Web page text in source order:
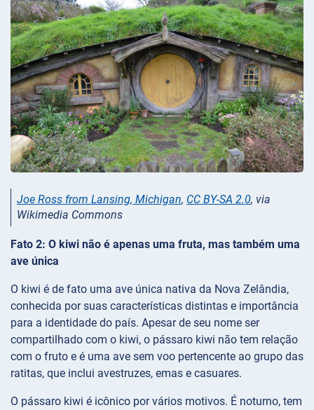
Joe Ross from Lansing, Michigan, CC BY-SA 2.0, via
Wikimedia Commons
Fato 2: O kiwi não é apenas uma fruta, mas também uma
ave única
O kiwi é de fato uma ave única nativa da Nova Zelândia,
conhecida por suas características distintas e importância
para a identidade do país. Apesar de seu nome ser
compartilhado com o kiwi, o pássaro kiwi não tem relação
com o fruto e é uma ave sem voo pertencente ao grupo das
ratitas, que inclui avestruzes, emas e casuares.
O pássaro kiwi é icônico por vários motivos. É noturno, tem